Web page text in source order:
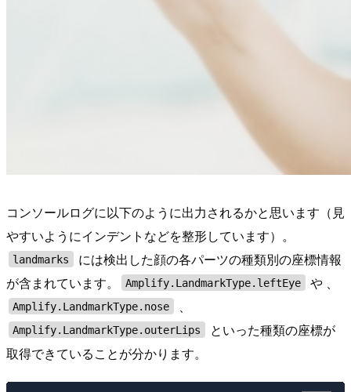
コンソールログに以下のように出力されるかと思います（見
やすいようにインデントなどを整形しています）。
landmarks
には検出した顔の各パーツの種類別の座標情報
が含まれています。
Amplify.LandmarkType.leftEye や 、
Amplify.LandmarkType.nose 、
Amplify.LandmarkType.outerLips
といった種類の座標が
取得できていることが分かります。